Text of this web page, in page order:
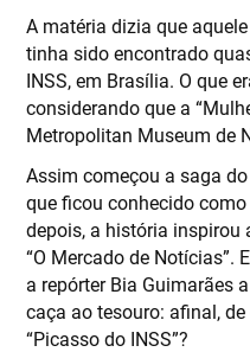
A matéria dizia que
tinha sido encontrado
INSS, em Brasília. O que
considerando que a
Metropolitan Museum de
Assim começou a saga
que ficou conhecido como
depois, a história inspirou
“O Mercado de Notícias”.
a repórter Bia Guimarães
caça ao tesouro: afinal,
“Picasso do INSS”?